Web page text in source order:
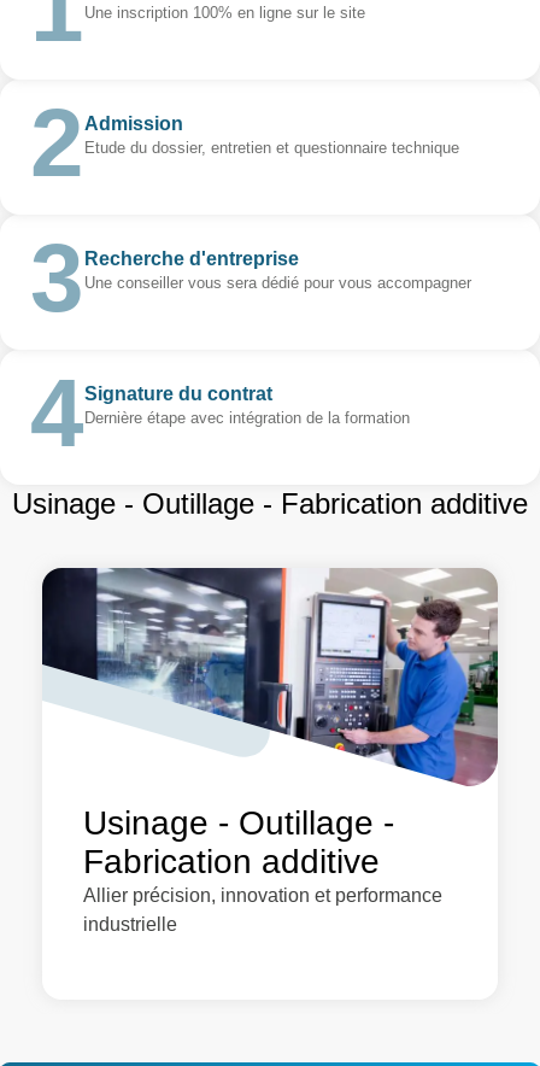
Une inscription 100% en ligne sur le site
Admission
Etude du dossier, entretien et questionnaire technique
Recherche d'entreprise
Une conseiller vous sera dédié pour vous accompagner
Signature du contrat
Dernière étape avec intégration de la formation
Usinage - Outillage - Fabrication additive
Usinage - Outillage -
Fabrication additive
Allier précision, innovation et performance
industrielle